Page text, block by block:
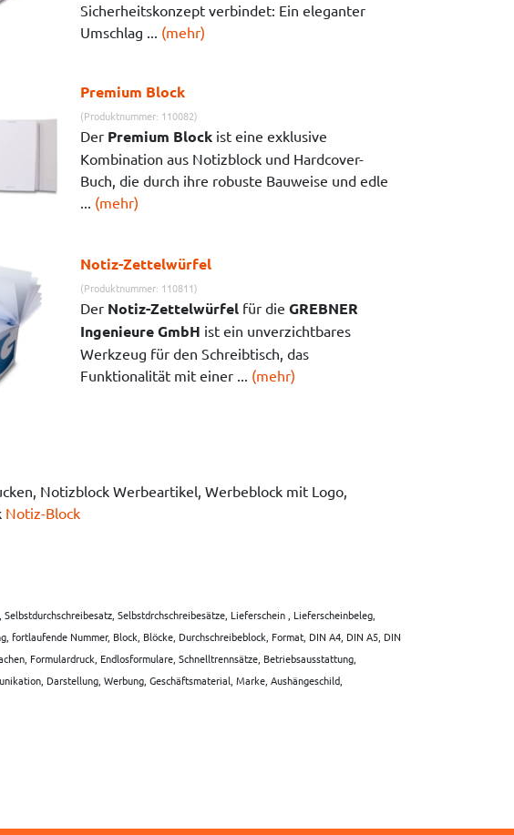
Sicherheitskonzept verbindet: Ein eleganter
Umschlag ... (mehr)
Premium Block
(Produktnummer: 110082)
Der Premium Blockist eine exklusive
Kombination aus Notizblock und Hardcover-
Buch, die durch ihre robuste Bauweise und edle
... (mehr)
Notiz-Zettelwürfel
(Produktnummer: 110811)
Der Notiz-Zettelwürfelfür die GREBNER
Ingenieure GmbH ist ein unverzichtbares
Werkzeug für den Schreibtisch, das
Funktionalität mit einer ... (mehr)
Notizblock Werbeartikel, Werbeblock mit Logo,
Notiz-Block
Selbstdrchschreibesätze, Lieferschein , Lieferscheinbeleg,
Nummer, Block, Blöcke, Durchschreibeblock, Format, DIN A4, DIN A5, DIN
Formulardruck, Endlosformulare, Schnelltrennsätze, Betriebsausstattung,
Darstellung, Werbung, Geschäftsmaterial, Marke, Aushängeschild,